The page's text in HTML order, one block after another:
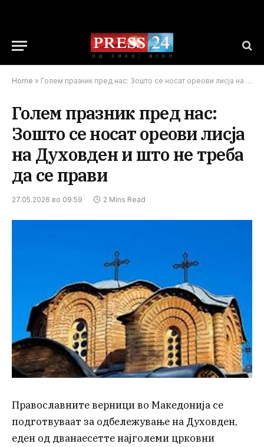
Home » Голем празник пред нас: Зошто се носат ореови лисја на Духовден и што не треба да се прави
Голем празник пред нас:
Зошто се носат ореови лисја
на Духовден и што не треба
да се прави
27.05.2026 во 09:59 2 Mins Read
Православните верници во Македонија се
подготвуваат за одбележување на Духовден,
еден од дванаесетте најголеми црковни